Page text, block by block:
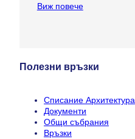
Виж повече
Полезни връзки
Списание Архитектура
Документи
Общи събрания
Връзки